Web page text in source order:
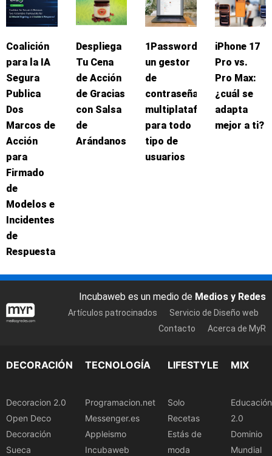
Coalición
para la IA
Segura
Publica
Dos
Marcos de
Acción
para
Firmado
de
Modelos e
Incidentes
de
Respuesta
Despliega
Tu Cena
de Acción
de Gracias
con Salsa
de
Arándanos
1Password:
un gestor
de
contraseñas
multiplataforma
para todo
tipo de
usuarios
iPhone 17
Pro vs.
Pro Max:
¿cuál se
adapta
mejor a ti?
Incubaweb es un medio de Medios y Redes
Artículos patrocinados
Servicio de Diseño web
Contacto
Acerca de MyR
DECORACIÓN
Decoracion 2.0
Open Deco
Decoración
Sueca
TECNOLOGÍA
Programacion.net
Messenger.es
Appleismo
Incubaweb
LIFESTYLE
Solo
Recetas
Estás de
moda
MIX
Educación
2.0
Dominio
Mundial